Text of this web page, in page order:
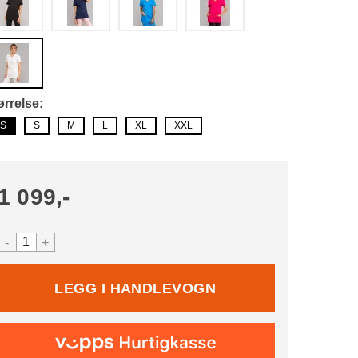
S M L XL XXL
099,-
- +